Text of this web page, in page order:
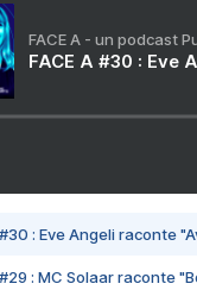
FACE A - un podcast
FACE A #30 : Eve
#30 : Eve Angeli raconte
#29 : MC Solaar raconte